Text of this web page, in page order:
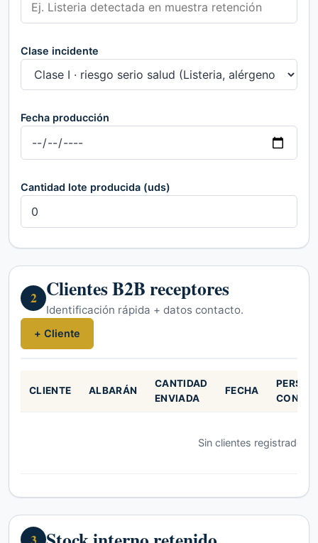
Clase incidente
Fecha producción
Cantidad lote producida (uds)
2 Clientes B2B receptores
Identificación rápida + datos contacto.
+ Cliente
CLIENTE ALBARÁN
CANTIDAD
ENVIADA
FECHA
Sin clientes registrados.
3